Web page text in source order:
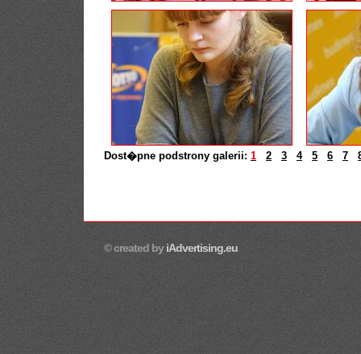
Dost�pne podstrony galerii: 1 2 3 4 5 6 7
© created byiAdvertising.eu